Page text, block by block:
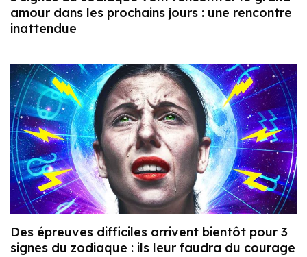
amour dans les prochains jours : une rencontre
inattendue
Des épreuves difficiles arrivent bientôt pour 3
signes du zodiaque : ils leur faudra du courage